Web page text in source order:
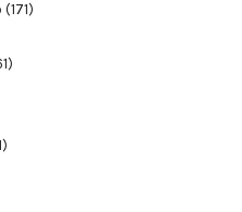
(171)